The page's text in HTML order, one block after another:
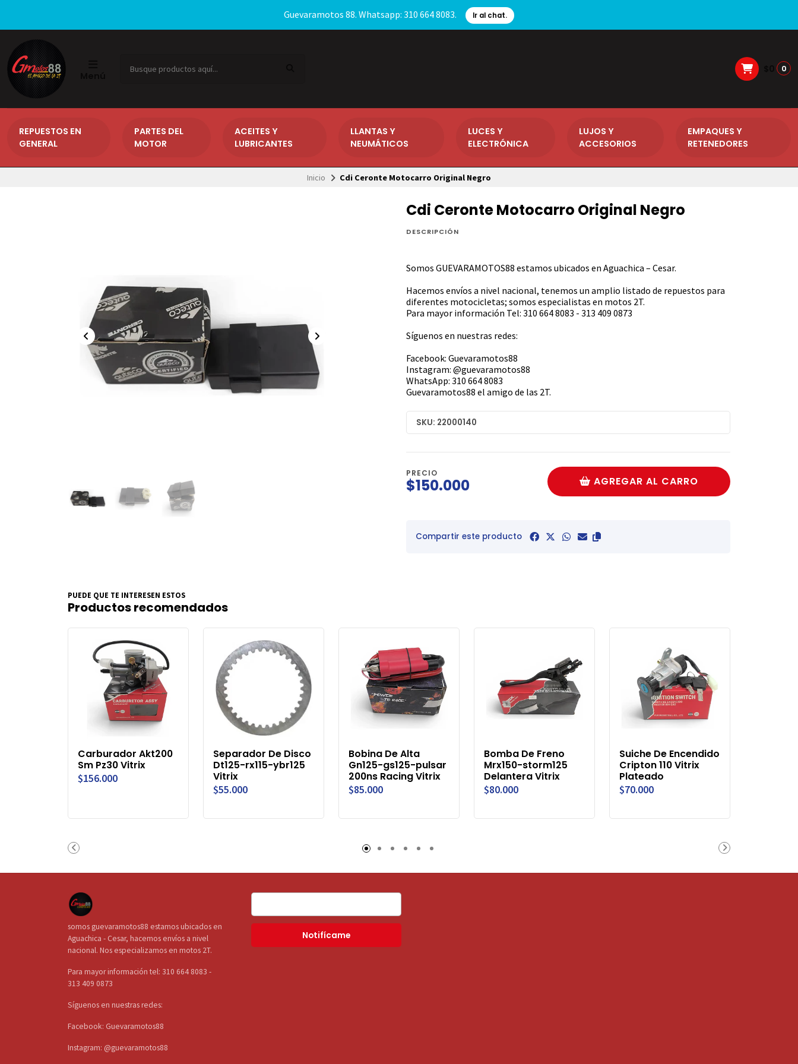
Guevaramotos 88. Whatsapp: 310 664 8083. Ir al chat.
0
REPUESTOS EN
GENERAL
PARTES DEL
MOTOR
ACEITES Y
LUBRICANTES
LLANTAS Y
NEUMÁTICOS
LUCES Y
ELECTRÓNICA
LUJOS Y
ACCESORIOS
EMPAQUES Y
RETENEDORES
Inicio Cdi Ceronte Motocarro Original Negro
Cdi Ceronte Motocarro Original Negro
DESCRIPCIÓN
Somos GUEVARAMOTOS88 estamos ubicados en Aguachica – Cesar.
Hacemos envíos a nivel nacional, tenemos un amplio listado de repuestos para
diferentes motocicletas; somos especialistas en motos 2T.
Para mayor información Tel: 310 664 8083 - 313 409 0873
Síguenos en nuestras redes:
Facebook: Guevaramotos88
Instagram: @guevaramotos88
WhatsApp: 310 664 8083
Guevaramotos88 el amigo de las 2T.
SKU: 22000140
PRECIO
$150.000 AGREGAR AL CARRO
Compartir este producto
PUEDE QUE TE INTERESEN ESTOS
Productos recomendados
Carburador Akt200
Sm Pz30 Vitrix
$156.000
Separador De Disco
Dt125-rx115-ybr125
Vitrix
$55.000
Bobina De Alta
Gn125-gs125-pulsar
200ns Racing Vitrix
$85.000
Bomba De Freno
Mrx150-storm125
Delantera Vitrix
$80.000
Suiche De Encendido
Cripton 110 Vitrix
Plateado
$70.000
somos guevaramotos88 estamos ubicados en
Aguachica - Cesar, hacemos envíos a nivel
nacional. Nos especializamos en motos 2T.
Para mayor información tel: 310 664 8083 -
313 409 0873
Síguenos en nuestras redes:
Facebook: Guevaramotos88
Instagram: @guevaramotos88
Notifícame